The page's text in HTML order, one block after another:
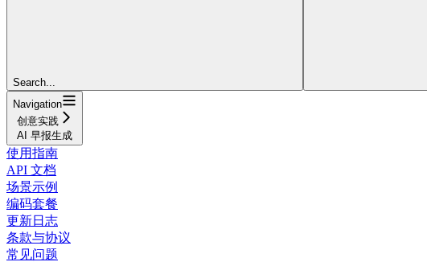
Search...
Navigation
创意实践
AI 早报生成
使用指南
API 文档
场景示例
编码套餐
更新日志
条款与协议
常见问题